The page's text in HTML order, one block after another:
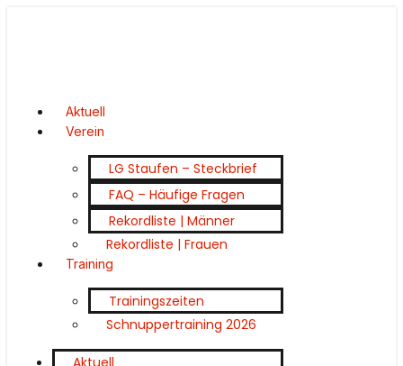
Aktuell
Verein
LG Staufen – Steckbrief
FAQ – Häufige Fragen
Rekordliste | Männer
Rekordliste | Frauen
Training
Trainingszeiten
Schnuppertraining 2026
Aktuell